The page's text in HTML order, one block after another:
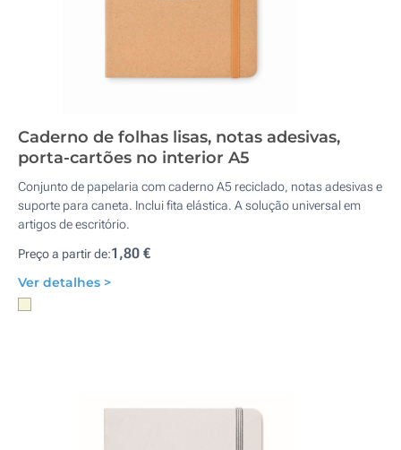
Caderno de folhas lisas, notas adesivas,
porta-cartões no interior A5
Conjunto de papelaria com caderno A5 reciclado, notas adesivas e
suporte para caneta. Inclui fita elástica. A solução universal em
artigos de escritório.
Preço a partir de:1,80 €
Ver detalhes >